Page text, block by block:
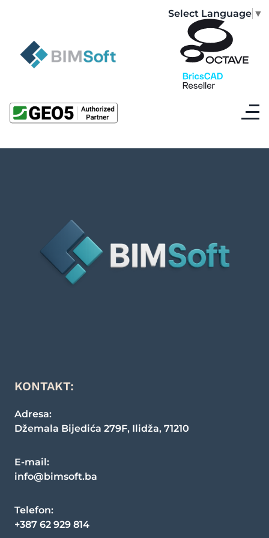
Select Language ▼
KONTAKT:
Adresa:
Džemala Bijedića 279F, Ilidža, 71210
E-mail:
info@bimsoft.ba
Telefon:
+387 62 929 814